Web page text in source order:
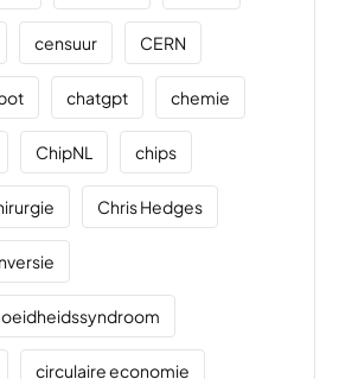
censuur CERN
chatgpt chemie
ChipNL chips
Chris Hedges
circulaire economie